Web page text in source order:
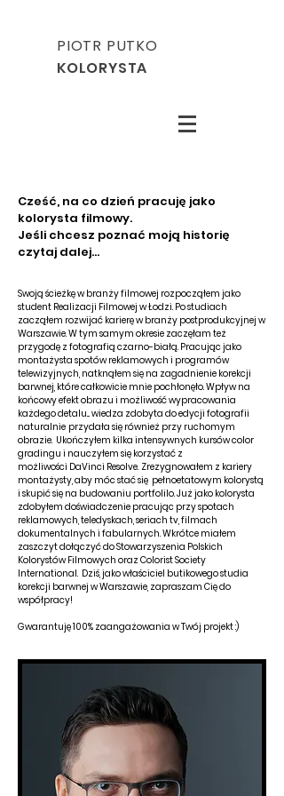
PIOTR PUTKO
KOLORYSTA
Cześć, na co dzień pracuję jako
kolorysta filmowy.
Jeśli chcesz poznać moją historię
czytaj dalej...
Swoją ścieżkę w branży filmowej rozpocząłem jako
student Realizacji Filmowej w Łodzi. Po studiach
zacząłem rozwijać karierę w branży postprodukcyjnej w
Warszawie. W tym samym okresie zaczęłam też
przygodę z fotografią czarno-białą. Pracując jako
montażysta spotów reklamowych i programów
telewizyjnych, natknąłem się na zagadnienie korekcji
barwnej, które całkowicie mnie pochłonęło. Wpływ na
końcowy efekt obrazu i możliwość wypracowania
każdego detalu... wiedza zdobyta do edycji fotografii
naturalnie przydała się również przy ruchomym
obrazie. Ukończyłem kilka intensywnych kursów color
gradingu i nauczyłem się korzystać z
możliwości DaVinci Resolve. Zrezygnowałem z kariery
montażysty, aby móc stać się pełnoetatowym kolorystą
i skupić się na budowaniu portfolilo. Już jako kolorysta
zdobyłem doświadczenie pracując przy spotach
reklamowych, teledyskach, seriach tv, filmach
dokumentalnych i fabularnych. Wkrótce miałem
zaszczyt dołączyć do Stowarzyszenia Polskich
Kolorystów Filmowych oraz Colorist Society
International. Dziś, jako właściciel butikowego studia
korekcji barwnej w Warszawie, zapraszam Cię do
współpracy!
Gwarantuję 100% zaangażowania w Twój projekt :)